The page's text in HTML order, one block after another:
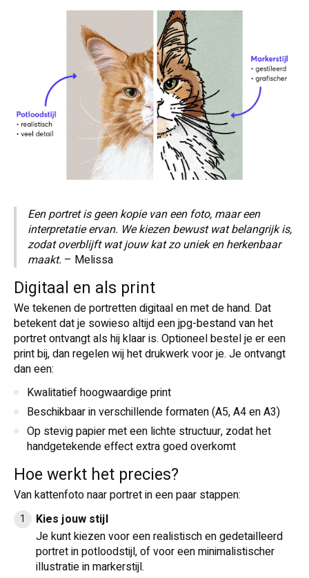
Een portret is geen kopie van een foto, maar een
interpretatie ervan. We kiezen bewust wat belangrijk is,
zodat overblijft wat jouw kat zo uniek en herkenbaar
maakt. – Melissa
Digitaal en als print
We tekenen de portretten digitaal en met de hand. Dat
betekent dat je sowieso altijd een jpg-bestand van het
portret ontvangt als hij klaar is. Optioneel bestel je er een
print bij, dan regelen wij het drukwerk voor je. Je ontvangt
dan een:
Kwalitatief hoogwaardige print
Beschikbaar in verschillende formaten (A5, A4 en A3)
Op stevig papier met een lichte structuur, zodat het
handgetekende effect extra goed overkomt
Hoe werkt het precies?
Van kattenfoto naar portret in een paar stappen:
Kies jouw stijl
Je kunt kiezen voor een realistisch en gedetailleerd
portret in potloodstijl, of voor een minimalistischer
illustratie in markerstijl.